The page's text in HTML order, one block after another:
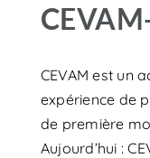
CEVAM est un
expérience de
de première
Aujourd’hui :